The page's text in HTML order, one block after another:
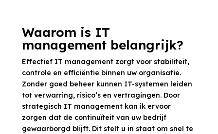
Waarom is IT
management belangrijk?
Effectief IT management zorgt voor stabiliteit,
controle en efficiëntie binnen uw organisatie.
Zonder goed beheer kunnen IT-systemen leiden
tot verwarring, risico’s en vertragingen. Door
strategisch IT management kan ik ervoor
zorgen dat de continuïteit van uw bedrijf
gewaarborgd blijft. Dit stelt u in staat om snel te